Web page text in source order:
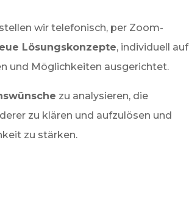
wir telefonisch, per Zoom-
Lösungskonzepte, individuell auf
und Möglichkeiten ausgerichtet.
zu analysieren, die
zu klären und aufzulösen und
zu stärken.